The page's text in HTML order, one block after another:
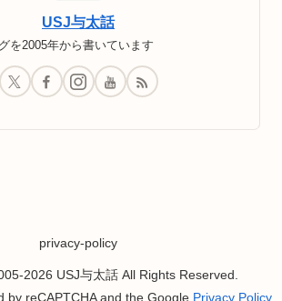
USJ与太話
を2005年から書いています
privacy-policy
2026 USJ与太話 All Rights Reserved.
by reCAPTCHA and the Google Privacy Policy